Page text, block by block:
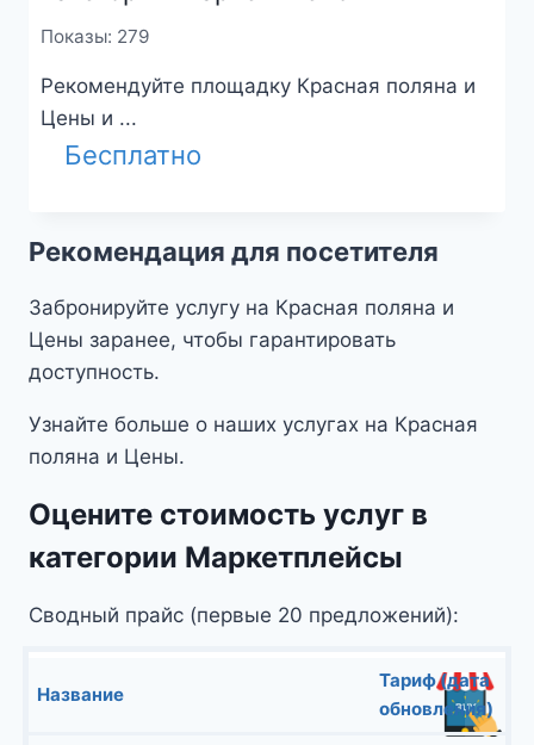
Показы: 279
Рекомендуйте площадку Красная поляна и
Цены и ...
Бесплатно
Рекомендация для посетителя
Забронируйте услугу на Красная поляна и
Цены заранее, чтобы гарантировать
доступность.
Узнайте больше о наших услугах на Красная
поляна и Цены.
Оцените стоимость услуг в
категории Маркетплейсы
Сводный прайс (первые 20 предложений):
Название
Тариф (дата
обновления)